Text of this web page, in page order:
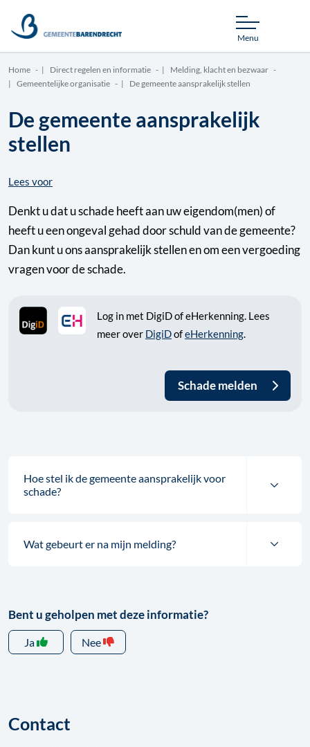
Menu
Home Direct regelen en informatie
Melding, klacht en bezwaar
Gemeentelijke organisatie
De gemeente aansprakelijk stellen
De gemeente aansprakelijk
stellen
Lees voor
Denkt u dat u schade heeft aan uw eigendom(men) of
heeft u een ongeval gehad door schuld van de gemeente?
Dan kunt u ons aansprakelijk stellen en om een vergoeding
vragen voor de schade.
Log in met DigiD of eHerkenning. Lees
meer over DigiDofeHerkenning.
Schade melden
Hoe stel ik de gemeente aansprakelijk voor
schade?
Wat gebeurt er na mijn melding?
Bent u geholpen met deze informatie?
Ja Nee
Contact